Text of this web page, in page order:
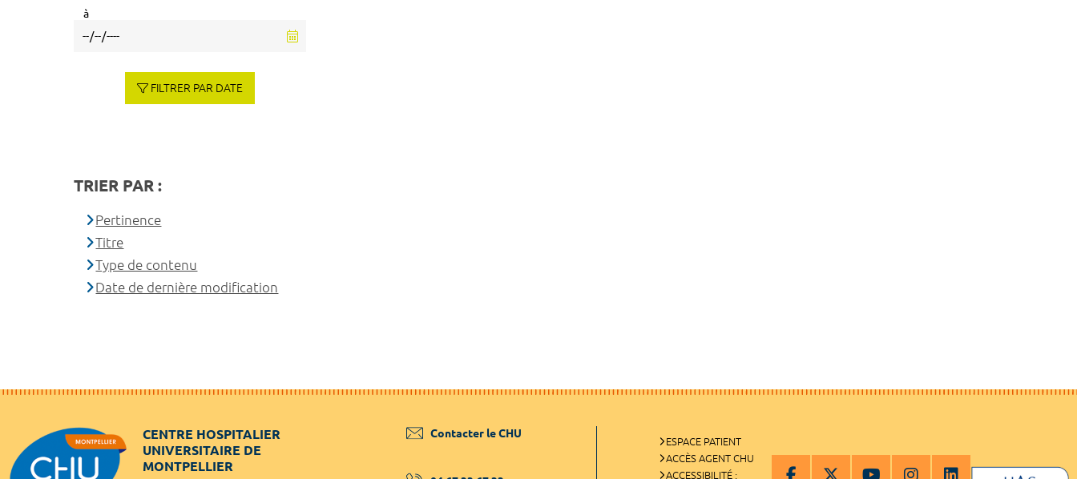
à
FILTRER PAR DATE
TRIER PAR :
Pertinence
Titre
Type de contenu
Date de dernière modification
CENTRE HOSPITALIER
UNIVERSITAIRE DE
MONTPELLIER
Contacter le CHU
ESPACE PATIENT
ACCÈS AGENT CHU
ACCESSIBILITÉ :